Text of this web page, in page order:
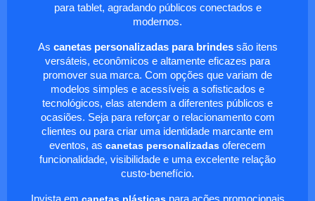
para tablet, agradando públicos conectados e
modernos.
As canetas personalizadas para brindessão itens
versáteis, econômicos e altamente eficazes para
promover sua marca. Com opções que variam de
modelos simples e acessíveis a sofisticados e
tecnológicos, elas atendem a diferentes públicos e
ocasiões. Seja para reforçar o relacionamento com
clientes ou para criar uma identidade marcante em
eventos, as canetas personalizadas oferecem
funcionalidade, visibilidade e uma excelente relação
custo-benefício.
Invista em canetas plásticaspara ações promocionais